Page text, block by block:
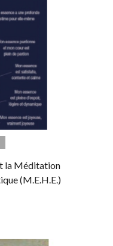
la Méditation
(M.E.H.E.)